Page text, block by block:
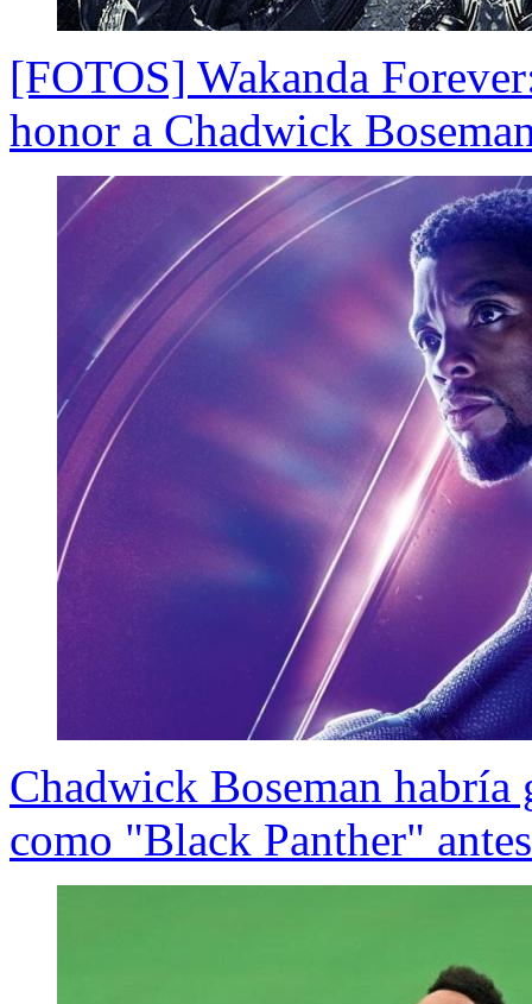
[FOTOS] Wakanda
honor a Chadwick
Chadwick Boseman
como "Black Panther"